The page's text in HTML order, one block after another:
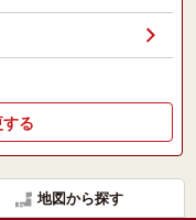
る
地図から探す